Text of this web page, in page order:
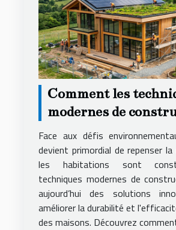
Comment les
modernes de
peuvent augmenter la
durabilité de votre
Face aux défis
devient primordial de repenser
les habitations sont
techniques modernes de
aujourd’hui des solutions
améliorer la durabilité et
des maisons. Découvrez